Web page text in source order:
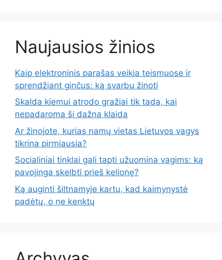
Naujausios žinios
Kaip elektroninis parašas veikia teismuose ir
sprendžiant ginčus: ką svarbu žinoti
Skalda kiemui atrodo gražiai tik tada, kai
nepadaroma ši dažna klaida
Ar žinojote, kurias namų vietas Lietuvos vagys
tikrina pirmiausia?
Socialiniai tinklai gali tapti užuomina vagims: ką
pavojinga skelbti prieš kelionę?
Ką auginti šiltnamyje kartu, kad kaimynystė
padėtų, o ne kenktų